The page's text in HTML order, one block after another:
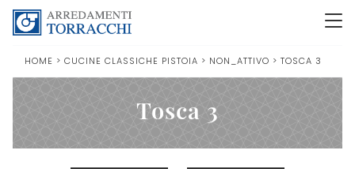
HOME > CUCINE CLASSICHE PISTOIA > NON_ATTIVO > TOSCA 3
Tosca 3